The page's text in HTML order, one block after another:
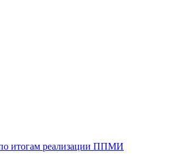
итогам реализации ППМИ